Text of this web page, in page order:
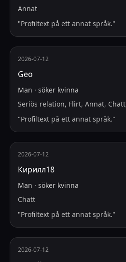
Annat
"Profiltext på ett annat språk."
2026-07-12
Geo
Man · söker kvinna
Seriös relation, Flirt, Annat,
"Profiltext på ett annat språk."
2026-07-12
Кирилл18
Man · söker kvinna
Chatt
"Profiltext på ett annat språk."
2026-07-12